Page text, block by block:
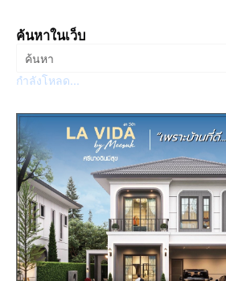
ค้นหาในเว็บ
กำลังโหลด...